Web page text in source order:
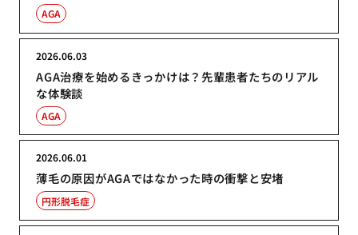
AGA
AGA治療を始めるきっかけは？先輩患者たちのリアル
な体験談
2026.06.03
AGA
薄毛の原因がAGAではなかった時の衝撃と安堵
2026.06.01
円形脱毛症